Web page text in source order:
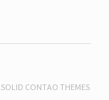
CONTAO THEMES